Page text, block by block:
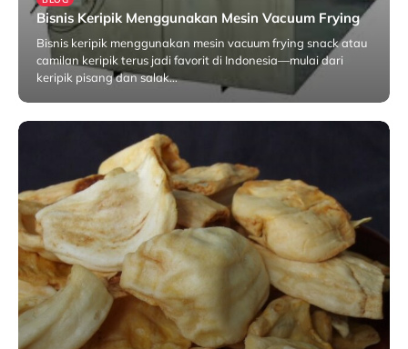
Bisnis Keripik Menggunakan Mesin Vacuum Frying
Bisnis keripik menggunakan mesin vacuum frying snack atau
camilan keripik terus jadi favorit di Indonesia—mulai dari
keripik pisang dan salak…
Oktober 27, 2025